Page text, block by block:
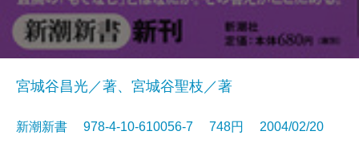
宮城谷昌光／著、宮城谷聖枝／著
新潮新書 978-4-10-610056-7 748円 2004/02/20